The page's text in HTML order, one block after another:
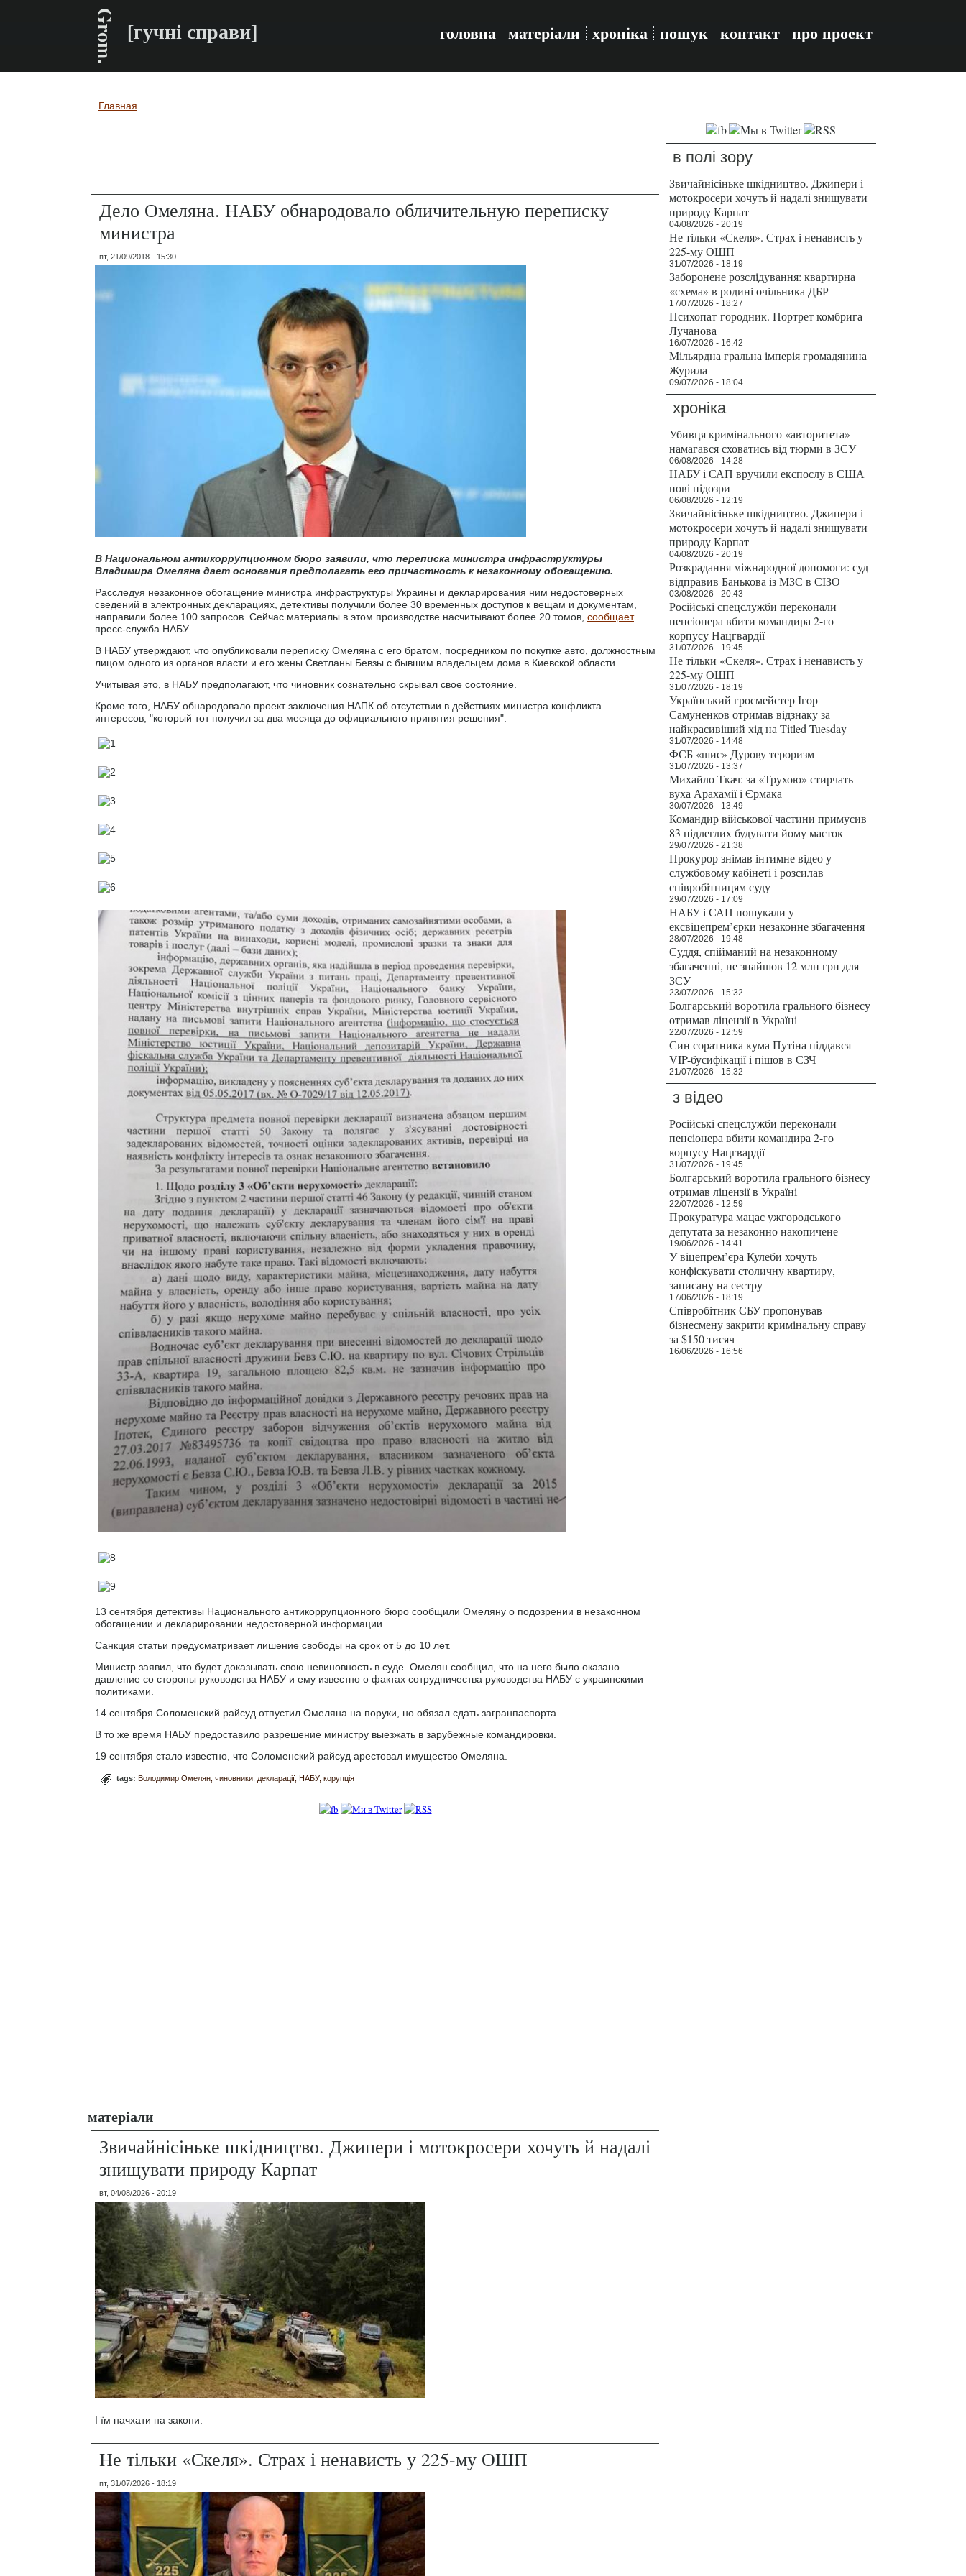
Grom. [гучні справи] головна матеріали хроніка пошук контакт про проект
Вы здесь
Главная
Дело Омеляна. НАБУ обнародовало обличительную переписку
министра
пт, 21/09/2018 - 15:30
В Национальном антикоррупционном бюро заявили, что переписка министра инфраструктуры
Владимира Омеляна дает основания предполагать его причастность к незаконному обогащению.
Расследуя незаконное обогащение министра инфраструктуры Украины и декларирования ним недостоверных
сведений в электронных декларациях, детективы получили более 30 временных доступов к вещам и документам,
направили более 100 запросов. Сейчас материалы в этом производстве насчитывают более 20 томов, сообщает
пресс-служба НАБУ.
В НАБУ утверждают, что опубликовали переписку Омеляна с его братом, посредником по покупке авто, должностным
лицом одного из органов власти и его жены Светланы Бевзы с бывшим владельцем дома в Киевской области.
Учитывая это, в НАБУ предполагают, что чиновник сознательно скрывал свое состояние.
Кроме того, НАБУ обнародовало проект заключения НАПК об отсутствии в действиях министра конфликта
интересов, "который тот получил за два месяца до официального принятия решения".
13 сентября детективы Национального антикоррупционного бюро сообщили Омеляну о подозрении в незаконном
обогащении и декларировании недостоверной информации.
Санкция статьи предусматривает лишение свободы на срок от 5 до 10 лет.
Министр заявил, что будет доказывать свою невиновность в суде. Омелян сообщил, что на него было оказано
давление со стороны руководства НАБУ и ему известно о фактах сотрудничества руководства НАБУ с украинскими
политиками.
14 сентября Соломенский райсуд отпустил Омеляна на поруки, но обязал сдать загранпаспорта.
В то же время НАБУ предоставило разрешение министру выезжать в зарубежные командировки.
19 сентября стало известно, что Соломенский райсуд арестовал имущество Омеляна.
tags: Володимир Омелян чиновники декларації НАБУ корупція
матеріали
Звичайнісіньке шкідництво. Джипери і мотокросери хочуть й надалі
знищувати природу Карпат
вт, 04/08/2026 - 20:19
І їм начхати на закони.
Не тільки «Скеля». Страх і ненависть у 225-му ОШП
пт, 31/07/2026 - 18:19
в полі зору
Звичайнісіньке шкідництво. Джипери і
мотокросери хочуть й надалі знищувати
природу Карпат
04/08/2026 - 20:19
Не тільки «Скеля». Страх і ненависть у
225-му ОШП
31/07/2026 - 18:19
Заборонене розслідування: квартирна
«схема» в родині очільника ДБР
17/07/2026 - 18:27
Психопат-городник. Портрет комбрига
Лучанова
16/07/2026 - 16:42
Мільярдна гральна імперія громадянина
Журила
09/07/2026 - 18:04
хроніка
Убивця кримінального «авторитета»
намагався сховатись від тюрми в ЗСУ
06/08/2026 - 14:28
НАБУ і САП вручили експослу в США
нові підозри
06/08/2026 - 12:19
Звичайнісіньке шкідництво. Джипери і
мотокросери хочуть й надалі знищувати
природу Карпат
04/08/2026 - 20:19
Розкрадання міжнародної допомоги: суд
відправив Банькова із МЗС в СІЗО
03/08/2026 - 20:43
Російські спецслужби переконали
пенсіонера вбити командира 2-го
корпусу Нацгвардії
31/07/2026 - 19:45
Не тільки «Скеля». Страх і ненависть у
225-му ОШП
31/07/2026 - 18:19
Український гросмейстер Ігор
Самуненков отримав відзнаку за
найкрасивіший хід на Titled Tuesday
31/07/2026 - 14:48
ФСБ «шиє» Дурову тероризм
31/07/2026 - 13:37
Михайло Ткач: за «Трухою» стирчать
вуха Арахамії і Єрмака
30/07/2026 - 13:49
Командир військової частини примусив
83 підлеглих будувати йому маєток
29/07/2026 - 21:38
Прокурор знімав інтимне відео у
службовому кабінеті і розсилав
співробітницям суду
29/07/2026 - 17:09
НАБУ і САП пошукали у
ексвіцепрем’єрки незаконне збагачення
28/07/2026 - 19:48
Суддя, спійманий на незаконному
збагаченні, не знайшов 12 млн грн для
ЗСУ
23/07/2026 - 15:32
Болгарський воротила грального бізнесу
отримав ліцензії в Україні
22/07/2026 - 12:59
Син соратника кума Путіна піддався
VIP-бусифікації і пішов в СЗЧ
21/07/2026 - 15:32
з відео
Російські спецслужби переконали
пенсіонера вбити командира 2-го
корпусу Нацгвардії
31/07/2026 - 19:45
Болгарський воротила грального бізнесу
отримав ліцензії в Україні
22/07/2026 - 12:59
Прокуратура мацає ужгородського
депутата за незаконно накопичене
19/06/2026 - 14:41
У віцепрем’єра Кулеби хочуть
конфіскувати столичну квартиру,
записану на сестру
17/06/2026 - 18:19
Співробітник СБУ пропонував
бізнесмену закрити кримінальну справу
за $150 тисяч
16/06/2026 - 16:56